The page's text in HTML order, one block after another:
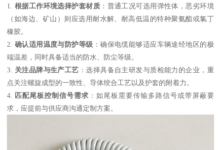
1. 根据工作环境选择护套材质 ：普通工况可选用弹性体，恶劣环境
（如海边、矿山）则应选用耐水解、耐高低温的特种聚氨酯或氯丁
橡胶。
2. 确认适用温度与防护等级 ：确保电缆能够适应车辆途经地区的极
端温差，同时具备适当的防水、防尘等级。
3. 关注品牌与生产工艺 ：选择具备自主研发与质检能力的企业，重
点关注螺旋成型的一致性、导体绞合工艺以及护套的附着力。
4.
匹配尾板控制信号需求 ：如尾板需要传输多路信号或带屏蔽要
求，应提前与供应商沟通定制方案。